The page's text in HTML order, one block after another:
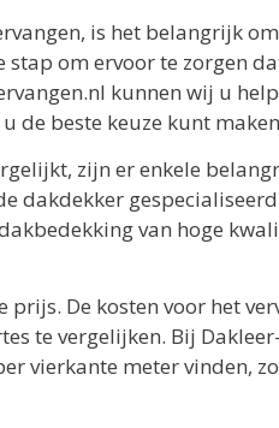
is het belangrijk
stap om ervoor te zorgen
kunnen wij u
de beste keuze kunt
zijn er enkele
dakdekker
van hoge
De kosten voor het
te vergelijken. Bij
vierkante meter vinden,